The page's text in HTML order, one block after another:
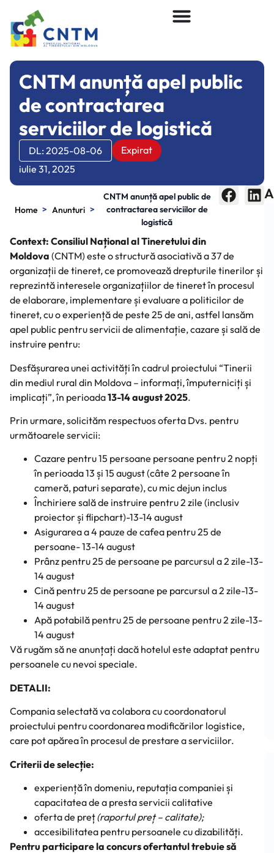
CNTM anunță apel public
de contractarea
serviciilor de logistică
DL: 2025-08-06
Expirat
iulie 31, 2025
Home > Anunturi >
CNTM anunță apel public de
contractarea serviciilor de
logistică
Context: Consiliul Național al Tineretului din
Moldova (CNTM) este o structură asociativă a 37 de
organizații de tineret, ce promovează drepturile tinerilor și
reprezintă interesele organizațiilor de tineret în procesul
de elaborare, implementare și evaluare a politicilor de
tineret, cu o experiență de peste 25 de ani, astfel lansăm
apel public pentru servicii de alimentație, cazare și sală de
instruire pentru:
Desfășurarea unei activități în cadrul proiectului “Tinerii
din mediul rural din Moldova – informați, împuterniciți și
implicați”, în perioada13-14 august 2025.
Prin urmare, solicităm respectuos oferta Dvs. pentru
următoarele servicii:
Cazare pentru 15 persoane persoane pentru 2 nopți
în perioada 13 și 15 august (câte 2 persoane în
cameră, paturi separate), cu mic dejun inclus
Închiriere sală de instruire pentru 2 zile (inclusiv
proiector și flipchart)-13-14 august
Asigurarea a 4 pauze de cafea pentru 25 de
persoane- 13-14 august
Prânz pentru 25 de persoane pe parcursul a 2 zile-13-
14 august
Cină pentru 25 de persoane pe parcursul a 2 zile-13-
14 august
Apă potabilă pentru 25 de persoane pentru 2 zile-13-
14 august
Vă rugăm să ne anunțați dacă hotelul este adaptat pentru
persoanele cu nevoi speciale.
DETALII:
Compania selectată va colabora cu coordonatorul
proiectului pentru coordonarea modificărilor logistice,
care pot apărea în procesul de prestare a serviciilor.
Criterii de selecție:
experiență în domeniu, reputația companiei și
capacitatea de a presta servicii calitative
oferta de preț(raportul preț – calitate);
accesibilitatea pentru persoanele cu dizabilități.
Pentru participare la concurs ofertantul trebuie să